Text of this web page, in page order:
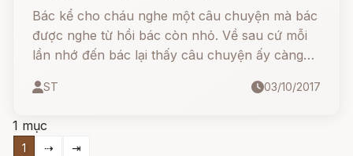
Bác kể cho cháu nghe một câu chuyện mà bác
được nghe từ hồi bác còn nhỏ. Về sau cứ mỗi
lần nhớ đến bác lại thấy câu chuyện ấy càng
cũng giống như người ta vậy: Càng có tuổi thì
ST 03/10/2017
1 mục
1 ⇢ ⇥